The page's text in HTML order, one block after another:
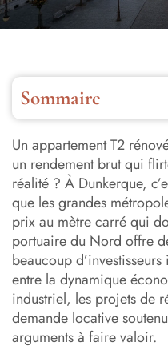
Sommaire
Pourquoi investir à
sous-cotée
Les avantages et
à Dunkerque
Où investir à Dunkerque
Loyers et rendements : à
Cas concrets : deux
Dunkerque
Les dispositifs fiscaux
Un appartement T2
un rendement brut qui
réalité ? À Dunkerque,
que les grandes
prix au mètre carré qui
portuaire du Nord offre
beaucoup
entre la dynamique
industriel, les projets de
demande locative
arguments à faire valoir.